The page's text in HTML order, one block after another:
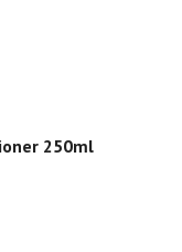
250ml